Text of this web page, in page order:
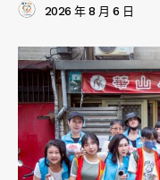
2026 年 8 月 6 日